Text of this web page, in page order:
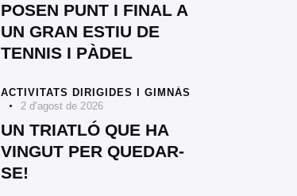
POSEN PUNT I FINAL A
UN GRAN ESTIU DE
TENNIS I PÀDEL
ACTIVITATS DIRIGIDES I GIMNÀS
2 d'agost de 2026
UN TRIATLÓ QUE HA
VINGUT PER QUEDAR-
SE!